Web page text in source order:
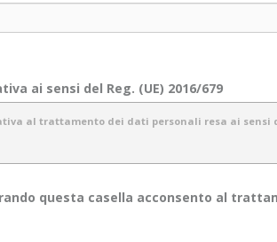
ai sensi del Reg. (UE) 2016/679
al trattamento dei dati personali resa ai sensi
Introduzione
questa casella acconsento al